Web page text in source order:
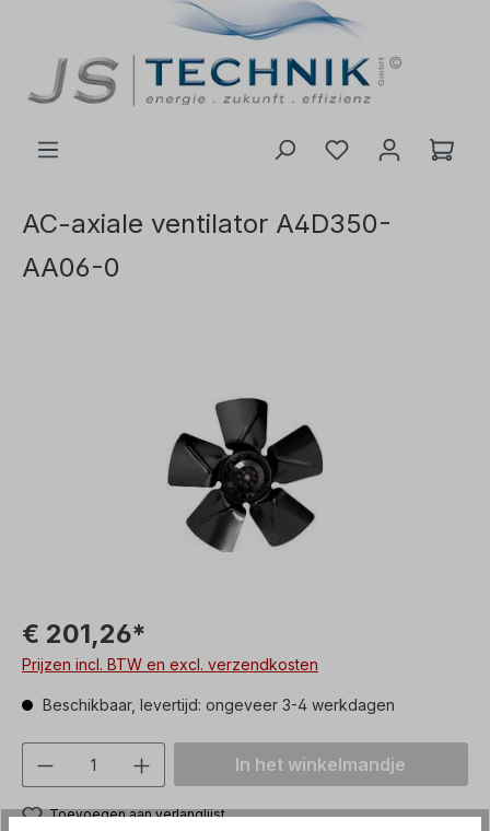
AC-axiale ventilator A4D350-
AA06-0
€ 201,26*
Prijzen incl. BTW en excl. verzendkosten
Beschikbaar, levertijd: ongeveer 3-4 werkdagen
Producthoeveelheid: Voer de
In het winkelmandje
Toevoegen aan verlanglijst